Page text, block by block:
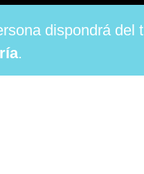
dispondrá del
.